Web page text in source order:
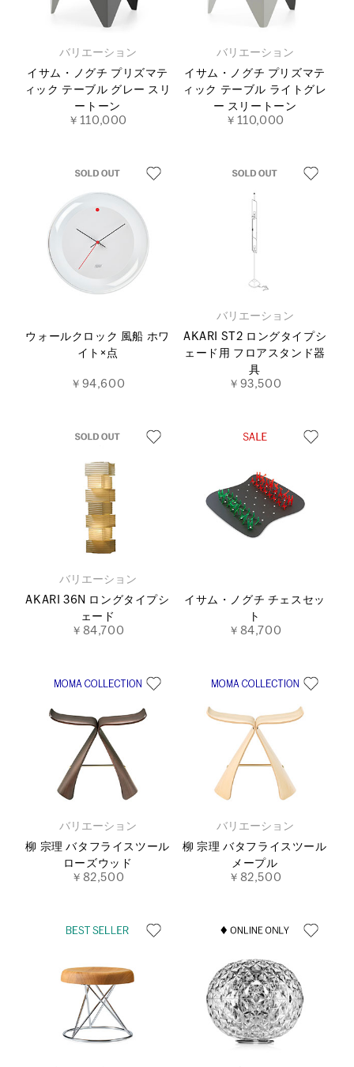
バリエーション
イサム・ノグチ プリズマテ
ィック テーブル グレー スリ
ートーン
￥110,000
バリエーション
イサム・ノグチ プリズマテ
ィック テーブル ライトグレ
ー スリートーン
￥110,000
ウォールクロック 風船 ホワ
イト×点
￥94,600
バリエーション
AKARI ST2 ロングタイプシ
ェード用 フロアスタンド器
具
￥93,500
バリエーション
AKARI 36N ロングタイプシ
ェード
￥84,700
イサム・ノグチ チェスセッ
ト
￥84,700
バリエーション
柳 宗理 バタフライスツール
ローズウッド
￥82,500
バリエーション
柳 宗理 バタフライスツール
メープル
￥82,500